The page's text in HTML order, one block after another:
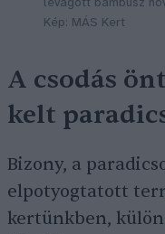
levágott bambusz
Kép: MÁS Kert
A csodás
kelt
Bizony, a
elpotyogtatott
kertünkben,